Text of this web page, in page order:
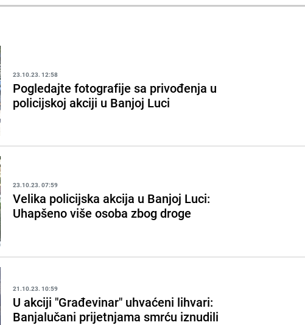
23.10.23. 12:58
Pogledajte fotografije sa privođenja u
policijskoj akciji u Banjoj Luci
23.10.23. 07:59
Velika policijska akcija u Banjoj Luci:
Uhapšeno više osoba zbog droge
21.10.23. 10:59
U akciji "Građevinar" uhvaćeni lihvari:
Banjalučani prijetnjama smrću iznudili